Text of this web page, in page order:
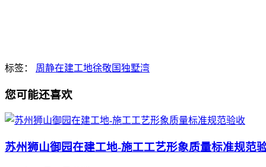
标签： 周静在建工地徐敬国独墅湾
您可能还喜欢
苏州狮山御园在建工地-施工工艺形象质量标准规范